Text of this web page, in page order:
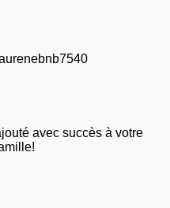
avec succès à votre